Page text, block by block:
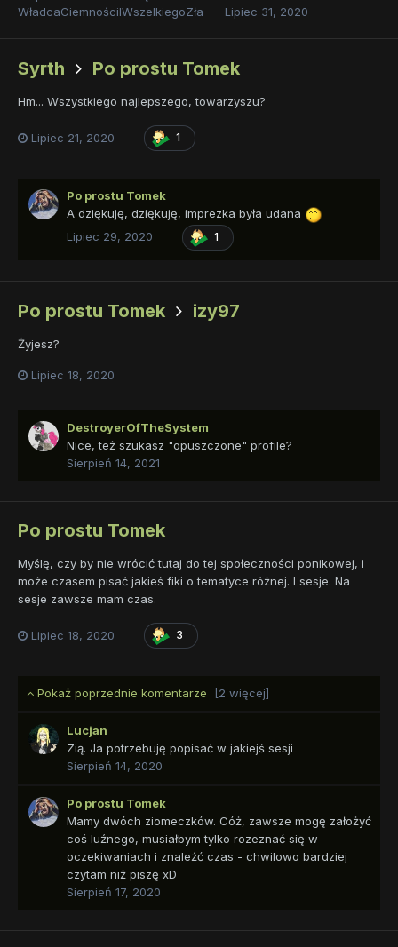
WładcaCiemnościIWszelkiegoZła
Lipiec 31, 2020
Syrth Po prostu Tomek
Hm... Wszystkiego najlepszego, towarzyszu?
Lipiec 21, 2020 1
Po prostu Tomek
A dziękuję, dziękuję, imprezka była udana
Lipiec 29, 2020
1
Po prostu Tomek izy97
Żyjesz?
Lipiec 18, 2020
DestroyerOfTheSystem
Nice, też szukasz "opuszczone" profile?
Sierpień 14, 2021
Po prostu Tomek
Myślę, czy by nie wrócić tutaj do tej społeczności ponikowej, i
może czasem pisać jakieś fiki o tematyce różnej. I sesje. Na
sesje zawsze mam czas.
Lipiec 18, 2020 3
Pokaż poprzednie komentarze [2 więcej]
Lucjan
Zią. Ja potrzebuję popisać w jakiejś sesji
Sierpień 14, 2020
Po prostu Tomek
Mamy dwóch ziomeczków. Cóż, zawsze mogę założyć
coś luźnego, musiałbym tylko rozeznać się w
oczekiwaniach i znaleźć czas - chwilowo bardziej
czytam niż piszę xD
Sierpień 17, 2020